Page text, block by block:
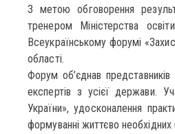
З метою обговорення
тренером Міністерства
Всеукраїнському форумі
області.
Форум об’єднав представників
експертів з усієї держави.
України», удосконалення
формуванні життєво